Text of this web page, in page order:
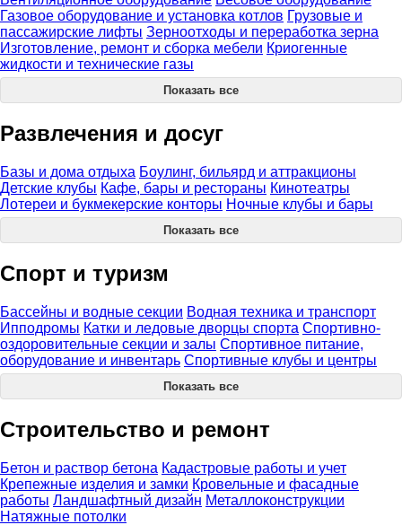
Газовое оборудование и установка котлов Грузовые и
пассажирские лифты Зерноотходы и переработка зерна
Изготовление, ремонт и сборка мебели Криогенные
жидкости и технические газы
Показать все
Развлечения и досуг
Базы и дома отдыха Боулинг, бильярд и аттракционы
Детские клубы Кафе, бары и рестораны Кинотеатры
Лотереи и букмекерские конторы Ночные клубы и бары
Показать все
Спорт и туризм
Бассейны и водные секции Водная техника и транспорт
Ипподромы Катки и ледовые дворцы спорта Спортивно-
оздоровительные секции и залы Спортивное питание,
оборудование и инвентарь Спортивные клубы и центры
Показать все
Строительство и ремонт
Бетон и раствор бетона Кадастровые работы и учет
Крепежные изделия и замки Кровельные и фасадные
работы Ландшафтный дизайн Металлоконструкции
Натяжные потолки